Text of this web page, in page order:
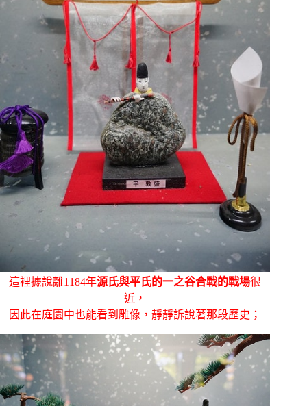
這裡據說離1184年源氏與平氏的一之谷合戰的戰場很
近，
因此在庭園中也能看到雕像，靜靜訴說著那段歷史；